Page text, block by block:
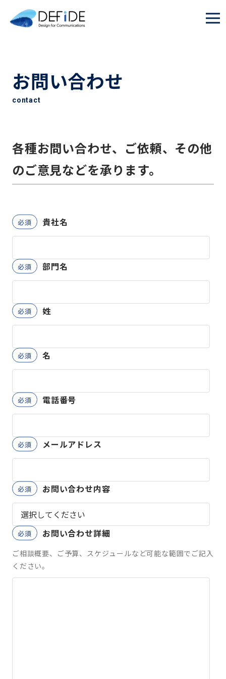
お問い合わせ
contact
各種お問い合わせ、ご依頼、その他
のご意見などを承ります。
貴社名
部門名
姓
名
電話番号
メールアドレス
お問い合わせ内容
お問い合わせ詳細
ご相談概要、ご予算、スケジュールなど可能な範囲でご記入
ください。